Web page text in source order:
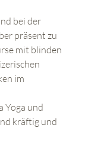
bei der
präsent zu
mit blinden
im
Yoga und
kräftig und